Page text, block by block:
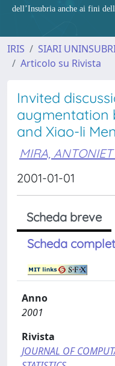
dell’Insubria anche ai fini
IRIS SIARI
Articolo su Rivista
Invited
augmentation
and Xiao-li
MIRA,
2001-01-01
Scheda breve
Scheda
Anno
2001
Rivista
JOURNAL OF